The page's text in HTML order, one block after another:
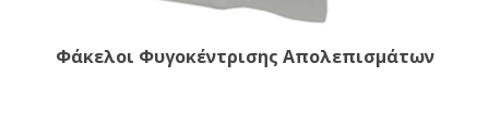
Φάκελοι Φυγοκέντρισης Απολεπισμάτων